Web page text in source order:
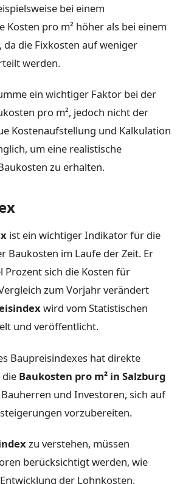
bei einem
Kosten pro m² höher als bei einem
die Fixkosten auf weniger
werden.
ein wichtiger Faktor bei der
pro m², jedoch nicht der
Kostenaufstellung und Kalkulation
um eine realistische
zu erhalten.
ist ein wichtiger Indikator für die
Baukosten im Laufe der Zeit. Er
Prozent sich die Kosten für
zum Vorjahr verändert
wird vom Statistischen
und veröffentlicht.
Baupreisindexes hat direkte
Baukosten pro m² in Salzburg
und Investoren, sich auf
vorzubereiten.
zu verstehen, müssen
berücksichtigt werden, wie
der Lohnkosten,